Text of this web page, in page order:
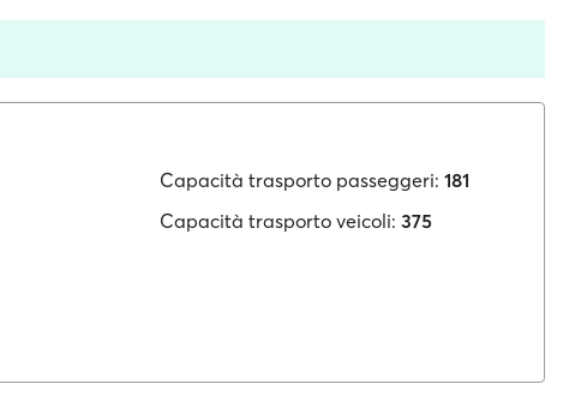
Capacità trasporto passeggeri: 181
Capacità trasporto veicoli: 375